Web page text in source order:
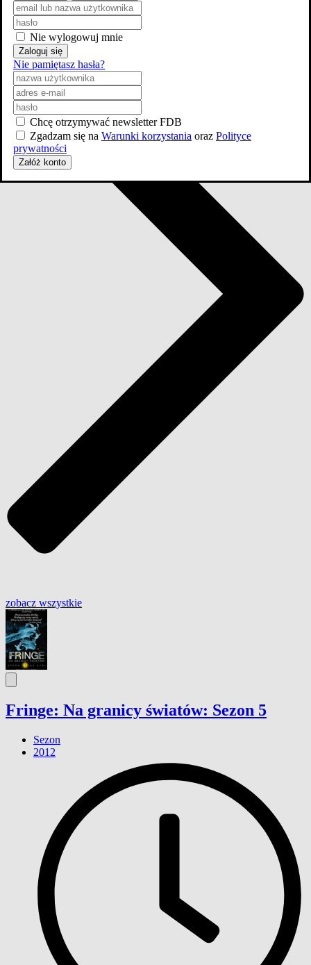
zobacz wszystkie
Fringe: Na granicy światów: Sezon 5
Sezon
2012
Nie wylogowuj mnie
Zaloguj się
Nie pamiętasz hasła?
Chcę otrzymywać newsletter FDB
Zgadzam się na Warunki korzystania oraz Polityce
prywatności
Załóż konto